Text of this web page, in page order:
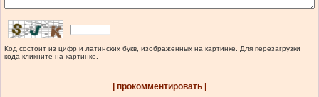
Код состоит из цифр и латинских букв, изображенных на картинке. Для перезагрузки
кода кликните на картинке.
| прокомментировать |